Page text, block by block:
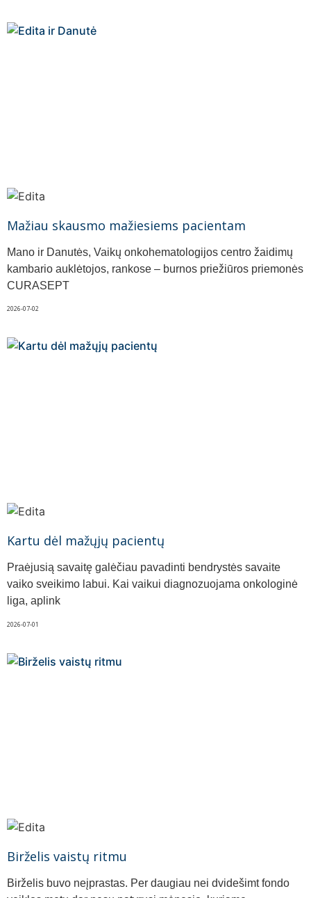
Mažiau skausmo mažiesiems pacientam
Mano ir Danutės, Vaikų onkohematologijos centro žaidimų
kambario auklėtojos, rankose – burnos priežiūros priemonės
CURASEPT
2026-07-02
Kartu dėl mažųjų pacientų
Praėjusią savaitę galėčiau pavadinti bendrystės savaite
vaiko sveikimo labui. Kai vaikui diagnozuojama onkologinė
liga, aplink
2026-07-01
Birželis vaistų ritmu
Birželis buvo neįprastas. Per daugiau nei dvidešimt fondo